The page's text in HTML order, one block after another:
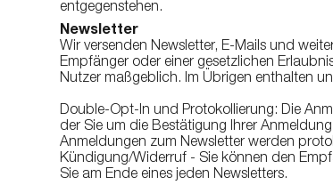
entgegenstehen.
Newsletter
Wir versenden Newsletter, E-Mails und
Empfänger oder einer gesetzlichen
Nutzer maßgeblich. Im Übrigen enthalten
Double-Opt-In und Protokollierung: Die
der Sie um die Bestätigung Ihrer
Anmeldungen zum Newsletter werden
Kündigung/Widerruf - Sie können den
Sie am Ende eines jeden Newsletters.